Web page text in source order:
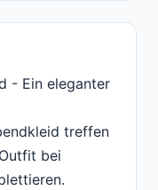
- Ein eleganter
treffen
bei